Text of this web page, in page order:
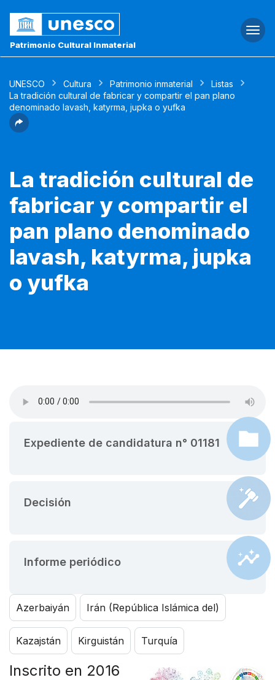
Patrimonio Cultural Inmaterial
UNESCO Cultura Patrimonio inmaterial
Listas
La tradición cultural de fabricar y compartir el pan plano
denominado lavash, katyrma, jupka o yufka
La tradición cultural de
fabricar y compartir el
pan plano denominado
lavash, katyrma, jupka
o yufka
Expediente de candidatura n° 01181
Decisión
Informe periódico
Azerbaiyán Irán (República Islámica del)
Kazajstán Kirguistán Turquía
Inscrito en 2016